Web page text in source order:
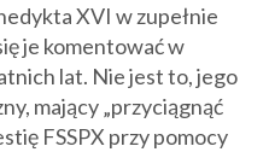
XVI w zupełnie
je komentować w
lat. Nie jest to, jego
mający „przyciągnąć
FSSPX przy pomocy